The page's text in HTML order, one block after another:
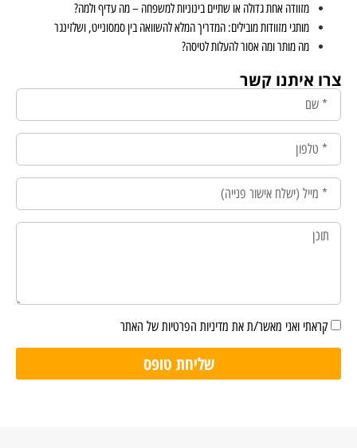
מזוודה אחת גדולה או שתיים בינוניות למשפחה – מה עדיף ולמה?
מותגי מזוודות מובילים: המדריך המלא להשוואה בין סמסונייט, ושלזינגר
מה מותר ומה אסור להעלות לטיסה?
צרו איתנו קשר
קראתי ואני מאשר/ת את מדיניות הפרטיות של האתר
שליחת טופס